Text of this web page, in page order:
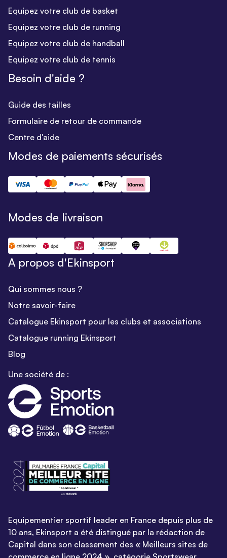
Equipez votre club de basket
Equipez votre club de running
Equipez votre club de handball
Equipez votre club de tennis
Besoin d'aide ?
Guide des tailles
Formulaire de retour de commande
Centre d'aide
Modes de paiements sécurisés
Modes de livraison
A propos d'Ekinsport
Qui sommes nous ?
Notre savoir-faire
Catalogue Ekinsport pour les clubs et associations
Catalogue running Ekinsport
Blog
Une société de :
Equipementier sportif leader en France depuis plus de
10 ans, Ekinsport a été distingué par la rédaction de
Capital dans son classement des « Meilleurs sites de